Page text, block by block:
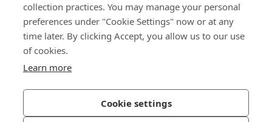
collection practices. You may manage your personal
preferences under "Cookie Settings" now or at any
time later. By clicking Accept, you allow us to our use
of cookies.
Learn more
Cookie settings
Bossard SA
Steinhauserstrasse 70
6301 Zug
Informativa sulla privacy